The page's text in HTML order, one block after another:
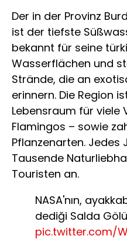
Der in der Provinz
ist der tiefste
bekannt für seine
Wasserflächen und
Strände, die an
erinnern. Die Region
Lebensraum für viele
Flamingos – sowie
Pflanzenarten. Jedes
Tausende
Touristen an.
NASA'nın,
dediği Salda
pic.twitter.com/